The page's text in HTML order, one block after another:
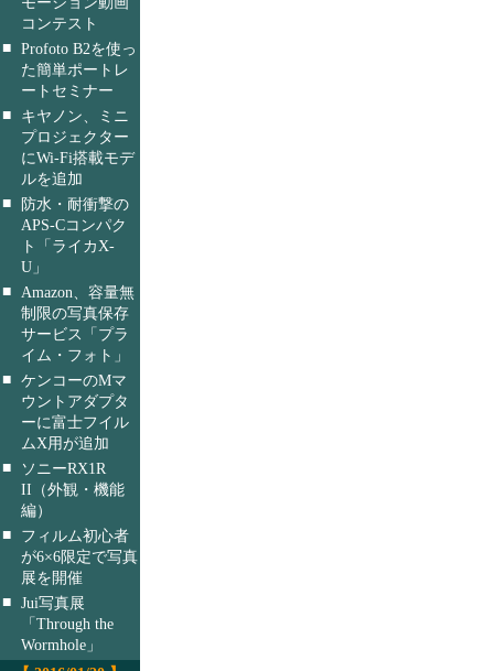
コンテスト
■ Profoto B2を使っ
た簡単ポートレ
ートセミナー
■
キヤノン、ミニ
プロジェクター
にWi-Fi搭載モデ
ルを追加
■
防水・耐衝撃の
APS-Cコンパク
ト「ライカX-
U」
■
Amazon、容量無
制限の写真保存
サービス「プラ
イム・フォト」
■ ケンコーのMマ
ウントアダプタ
ーに富士フイル
ムX用が追加
■
ソニーRX1R
II（外観・機能
編）
■
フィルム初心者
が6×6限定で写真
展を開催
■ Jui写真展
「Through the
Wormhole」